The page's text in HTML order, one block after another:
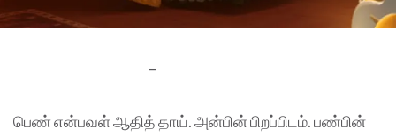
–
பெண் என்பவள் ஆதித் தாய். அன்பின் பிறப்பிடம். பண்பின்